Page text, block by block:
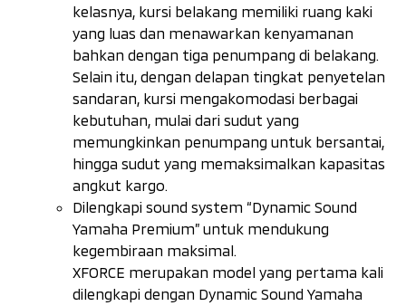
kelasnya, kursi belakang memiliki ruang kaki
yang luas dan menawarkan kenyamanan
bahkan dengan tiga penumpang di belakang.
Selain itu, dengan delapan tingkat penyetelan
sandaran, kursi mengakomodasi berbagai
kebutuhan, mulai dari sudut yang
memungkinkan penumpang untuk bersantai,
hingga sudut yang memaksimalkan kapasitas
angkut kargo.
Dilengkapi sound system “Dynamic Sound
Yamaha Premium” untuk mendukung
kegembiraan maksimal.
XFORCE merupakan model yang pertama kali
dilengkapi dengan Dynamic Sound Yamaha